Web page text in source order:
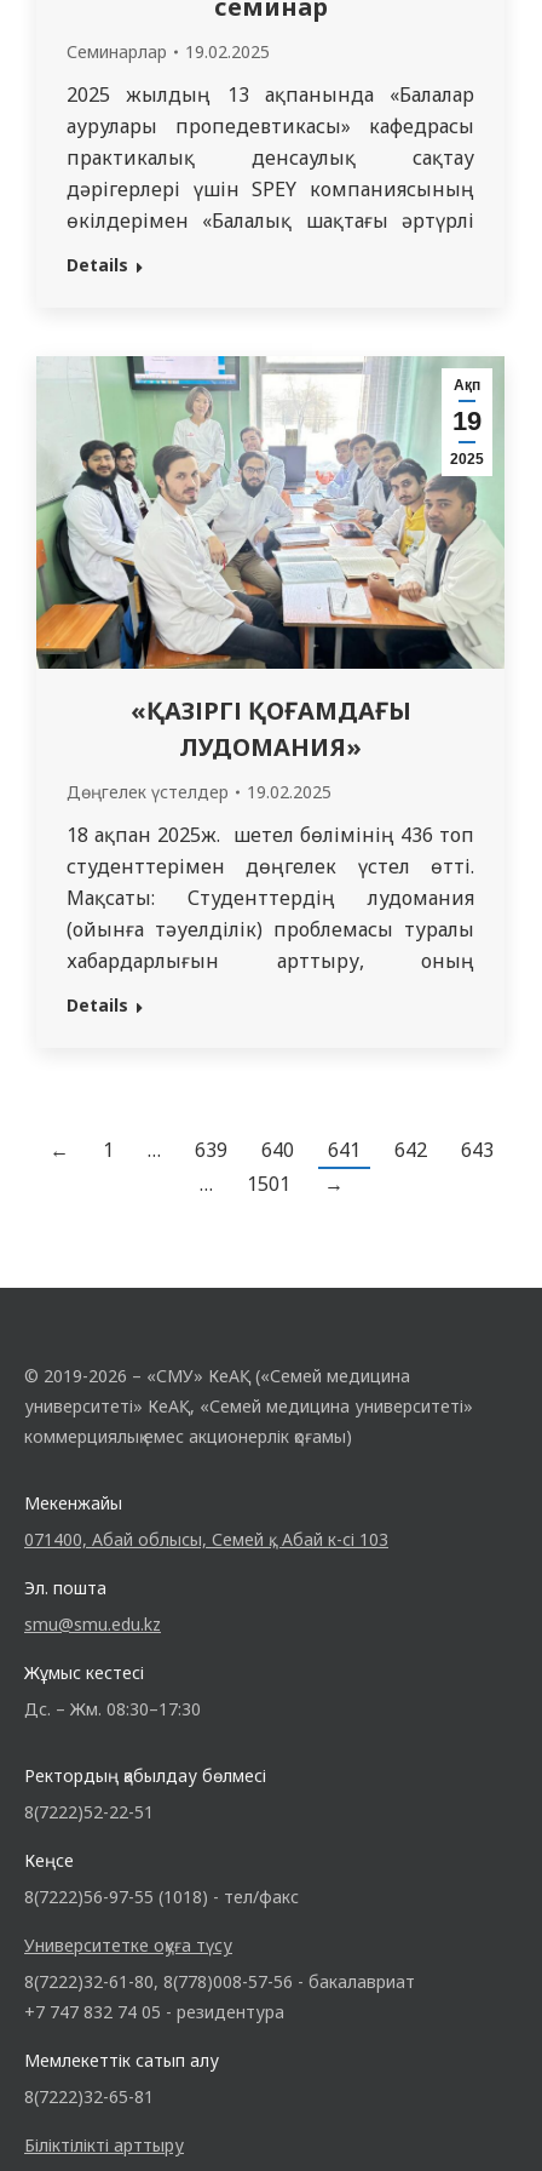
Семинарлар 19.02.2025
2025 жылдың 13 ақпанында «Балалар
аурулары пропедевтикасы» кафедрасы
практикалық денсаулық сақтау
дәрігерлері үшін SPEY компаниясының
өкілдерімен «Балалық шақтағы әртүрлі
патологияларды емдеуге арналған
педиатриялық тәжірибеде әртүрлі
ауруларды емдеуде қолданылатын
кейбір дәрілер туралы соңғы ақпаратпен
КеАҚ «СМУ» университеттік госпитальдің
педиатрия бөлімінің дәрігерлерімен
және әртүрлі мамандықтар
резиденттерімен бөлісті. Бұл…
Details
Ақп
19
2025
«ҚАЗІРГІ ҚОҒАМДАҒЫ
ЛУДОМАНИЯ»
Дөңгелек үстелдер 19.02.2025
18 ақпан 2025ж. шетел бөлімінің 436 топ
студенттерімен дөңгелек үстел өтті.
Мақсаты: Студенттердің лудомания
(ойынға тәуелділік) проблемасы туралы
хабардарлығын арттыру, оның
әлеуметтік-психологиялық аспектілерін
Түгелбаева А.М. құмар ойындардан
туындаған когнитивті және
Details
← 1 … 639 640 641 642
643
…
1501 →
© 2019-2026 – «СМУ» КеАҚ («Семей медицина
университеті» КеАҚ, «Семей медицина университеті»
коммерциялық емес акционерлік қоғамы)
Мекенжайы
071400, Абай облысы, Семей қ., Абай к-сі 103
Эл. пошта
smu@smu.edu.kz
Жұмыс кестесі
Дс. – Жм. 08:30–17:30
Ректордың қабылдау бөлмесі
8(7222)52-22-51
Кеңсе
8(7222)56-97-55 (1018) - тел/факс
Университетке оқуға түсу
8(7222)32-61-80, 8(778)008-57-56 - бакалавриат
+7 747 832 74 05 - резидентура
Мемлекеттік сатып алу
8(7222)32-65-81
Біліктілікті арттыру